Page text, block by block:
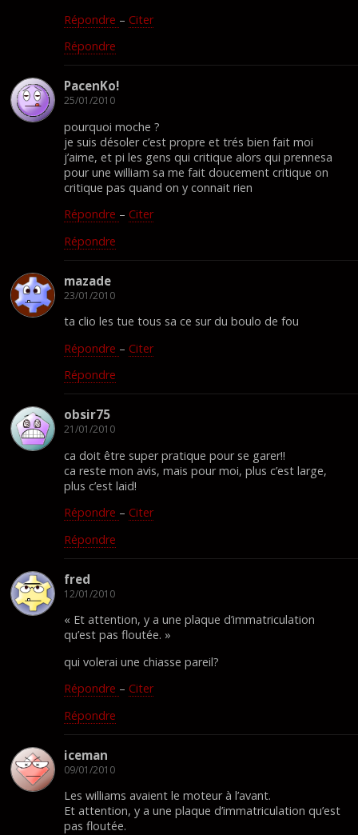
Répondre – Citer
Répondre
PacenKo!
25/01/2010
pourquoi moche ?
je suis désoler c’est propre et trés bien fait moi
j’aime, et pi les gens qui critique alors qui prennesa
pour une william sa me fait doucement critique on
critique pas quand on y connait rien
Répondre – Citer
Répondre
mazade
23/01/2010
ta clio les tue tous sa ce sur du boulo de fou
Répondre – Citer
Répondre
obsir75
21/01/2010
ca doit être super pratique pour se garer!!
ca reste mon avis, mais pour moi, plus c’est large,
plus c’est laid!
Répondre – Citer
Répondre
fred
12/01/2010
« Et attention, y a une plaque d’immatriculation
qu’est pas floutée. »
qui volerai une chiasse pareil?
Répondre – Citer
Répondre
iceman
09/01/2010
Les williams avaient le moteur à l’avant.
Et attention, y a une plaque d’immatriculation qu’est
pas floutée.